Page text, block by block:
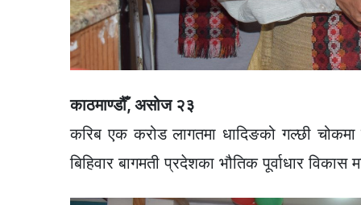
काठमाण्डौँ, असोज २३
करिब एक करोड लागतमा धादिङको गल्छी
बिहिवार बागमती प्रदेशका भौतिक पूर्वाधार